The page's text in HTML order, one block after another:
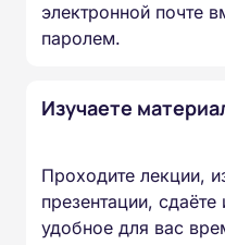
электронной почте
паролем.
Изучаете
Проходите лекции,
презентации,
удобное для вас